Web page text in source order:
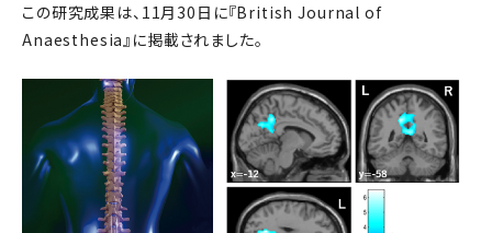
この研究成果は、11月30日に『British Journal of
Anaesthesia』に掲載されました。